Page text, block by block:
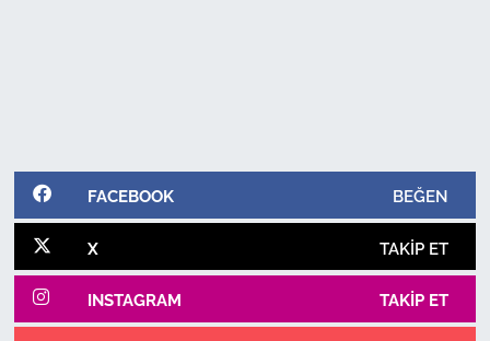
FACEBOOK BEĞEN
X TAKIP ET
INSTAGRAM TAKIP ET